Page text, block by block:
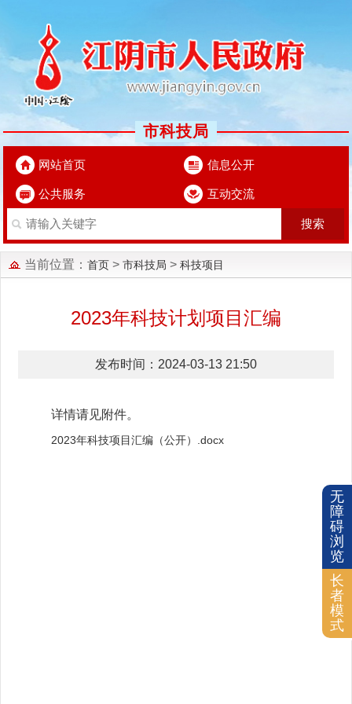
市科技局
网站首页 信息公开
公共服务 互动交流
当前位置： 首页 > 市科技局 > 科技项目
2023年科技计划项目汇编
发布时间：2024-03-13 21:50
详情请见附件。
2023年科技项目汇编（公开）.docx
无
障
碍
浏
览
长
者
模
式